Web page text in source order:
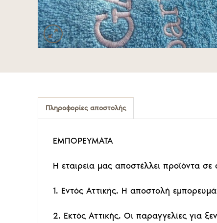
Πληροφορίες αποστολής
ΕΜΠΟΡΕΥΜΑΤΑ
Η εταιρεία μας αποστέλλει προϊόντα
1. Εντός Αττικής. Η αποστολή
2. Εκτός Αττικής. Οι παραγγελίες για